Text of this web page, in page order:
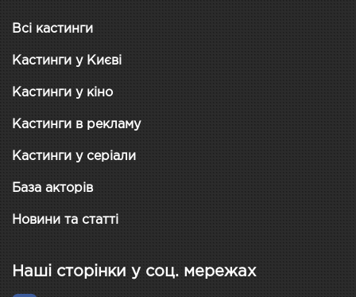
Всі кастинги
Кастинги у Києві
Кастинги у кіно
Кастинги в рекламу
Кастинги у серіали
База акторів
Новини та статті
Наші сторінки у соц. мережах